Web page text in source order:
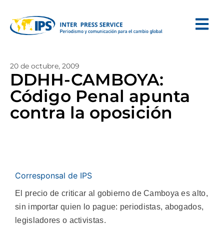
20 de octubre, 2009
DDHH-CAMBOYA:
Código Penal apunta
contra la oposición
Corresponsal de IPS
El precio de criticar al gobierno de Camboya es alto,
sin importar quien lo pague: periodistas, abogados,
legisladores o activistas.